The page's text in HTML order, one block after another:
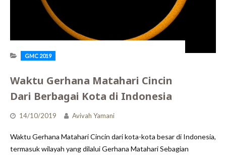
GMC 2019
Waktu Gerhana Matahari Cincin
Dari Berbagai Kota di Indonesia
14/10/2019 Avivah Yamani
Waktu Gerhana Matahari Cincin dari kota-kota besar di Indonesia,
termasuk wilayah yang dilalui Gerhana Matahari Sebagian